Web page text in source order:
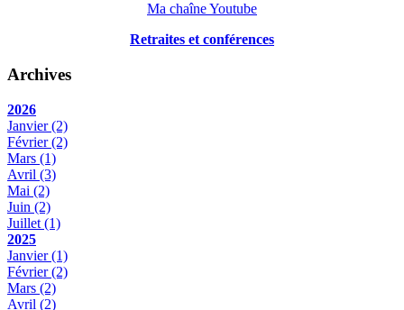
Ma chaîne Youtube
Retraites et conférences
Archives
2026
Janvier(2)
Février(2)
Mars (1)
Avril (3)
Mai (2)
Juin (2)
Juillet (1)
2025
Janvier(1)
Février(2)
Mars (2)
Avril (2)